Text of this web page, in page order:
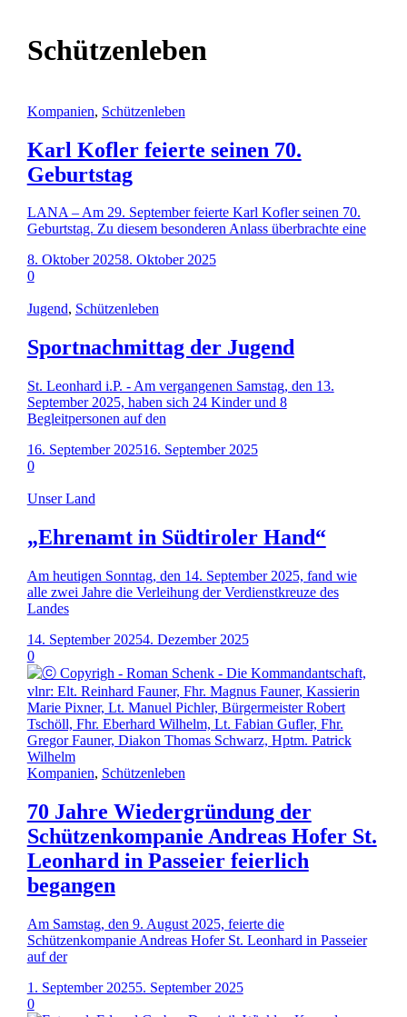
Schützenleben
Kompanien, Schützenleben
Karl Kofler feierte seinen 70.
Geburtstag
LANA – Am 29. September feierte Karl Kofler seinen 70.
Geburtstag. Zu diesem besonderen Anlass überbrachte eine
8. Oktober 20258. Oktober 2025
0
Jugend, Schützenleben
Sportnachmittag der Jugend
St. Leonhard i.P. - Am vergangenen Samstag, den 13.
September 2025, haben sich 24 Kinder und 8
Begleitpersonen auf den
16. September 202516. September 2025
0
Unser Land
„Ehrenamt in Südtiroler Hand“
Am heutigen Sonntag, den 14. September 2025, fand wie
alle zwei Jahre die Verleihung der Verdienstkreuze des
Landes
14. September 20254. Dezember 2025
0
Kompanien, Schützenleben
70 Jahre Wiedergründung der
Schützenkompanie Andreas Hofer St.
Leonhard in Passeier feierlich
begangen
Am Samstag, den 9. August 2025, feierte die
Schützenkompanie Andreas Hofer St. Leonhard in Passeier
auf der
1. September 20255. September 2025
0